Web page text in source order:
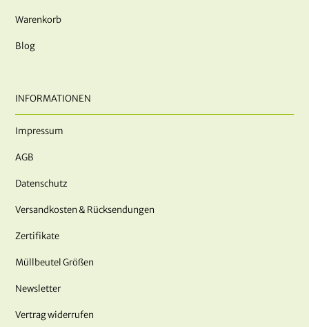
Warenkorb
Blog
INFORMATIONEN
Impressum
AGB
Datenschutz
Versandkosten & Rücksendungen
Zertifikate
Müllbeutel Größen
Newsletter
Vertrag widerrufen